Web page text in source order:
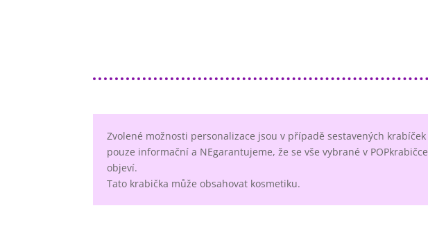
Zvolené možnosti personalizace jsou v případě sestavených krabíček
pouze informační a NEgarantujeme, že se vše vybrané v POPkrabičce
objeví.
Tato krabička může obsahovat kosmetiku.